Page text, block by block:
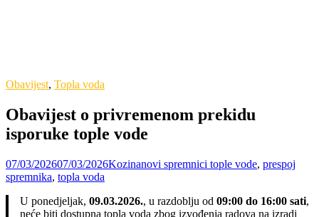
Obavijest, Topla voda
Obavijest o privremenom prekidu
isporuke tople vode
07/03/202607/03/2026Kozinanovi spremnici tople vode, prespoj
spremnika, topla voda
U ponedjeljak, 09.03.2026., u razdoblju od 09:00 do 16:00 sati,
neće biti dostupna topla voda zbog izvođenja radova na izradi